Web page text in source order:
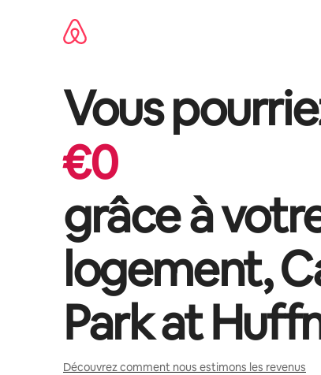
Vous
€0
grâce à
logement,
Park at
Découvrez comment nous estimons les revenus